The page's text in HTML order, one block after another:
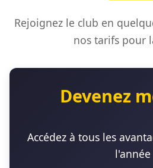
Rejoignez le club en
nos tarifs pour
Devenez
Accédez à tous les
l'année